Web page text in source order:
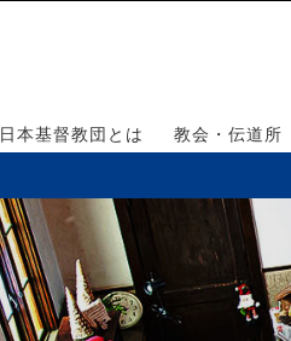
日本基督教団とは 教会・伝道所